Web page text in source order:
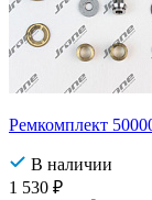
Ремкомплект
В наличии
1 530 ₽